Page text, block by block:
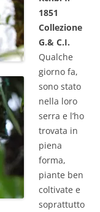
1851
Collezione
G.& C.I.
Qualche
giorno fa,
sono stato
nella loro
serra e l’ho
trovata in
piena
forma,
piante ben
coltivate e
soprattutto